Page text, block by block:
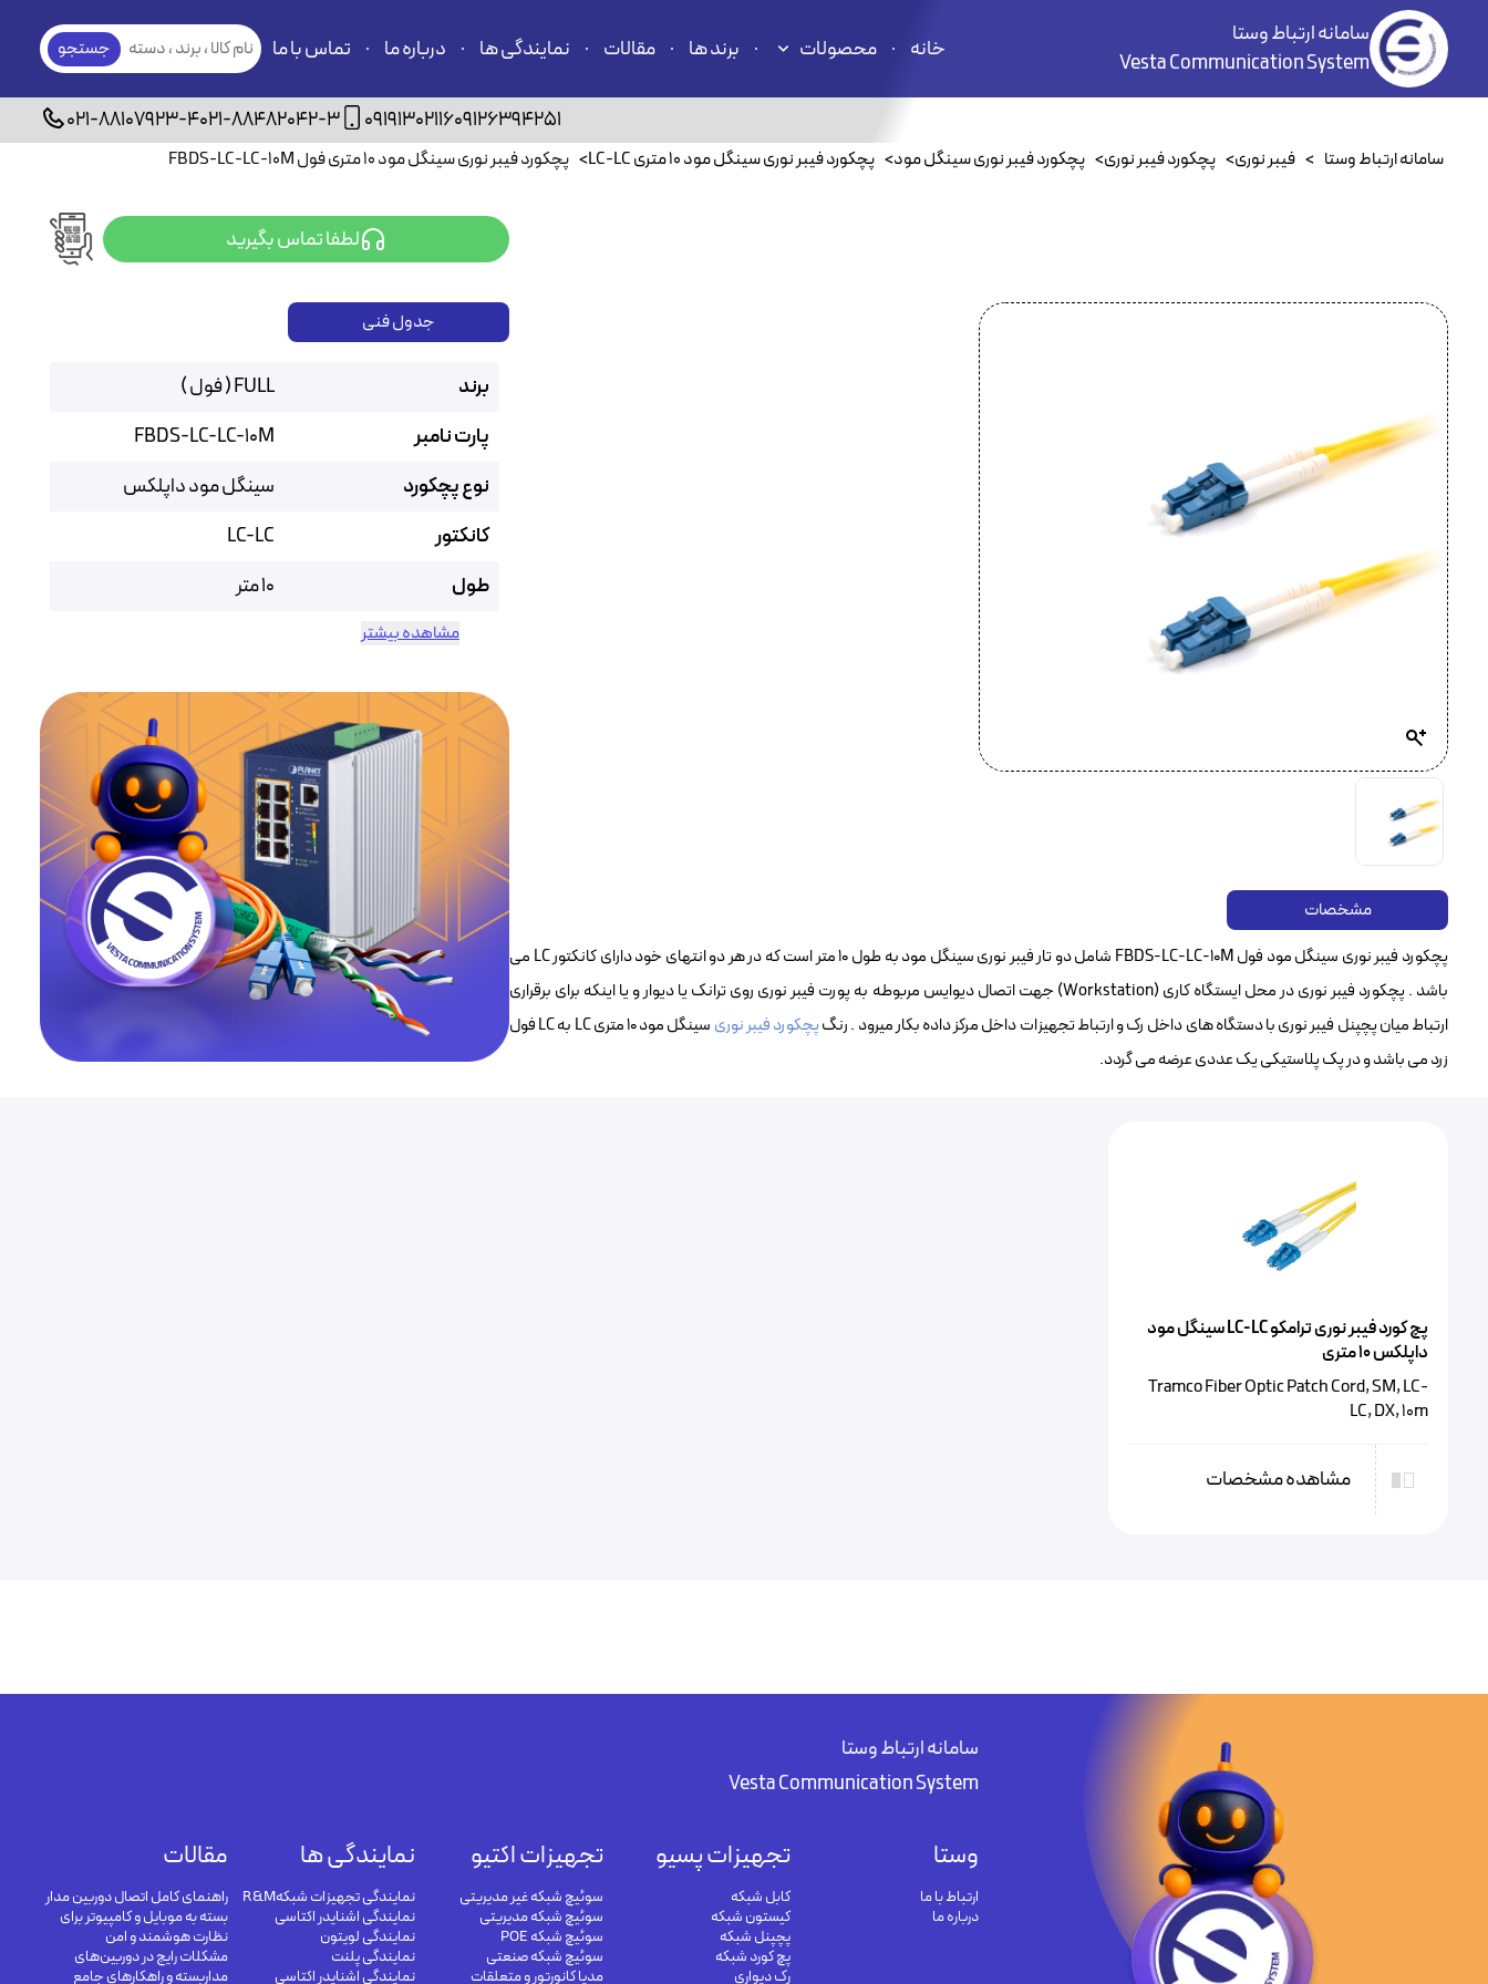
سامانه ارتباط وستا
Vesta Communication System
خانه محصولات برند ها مقالات نمایندگی ها درباره ما تماس با ما
نام کالا ، برند ، دسته
بندی
جستجو
09126394251
09191302116
021-88482042-3
021-88107923-4
سامانه ارتباط وستا > فیبر نوری> پچکورد فیبر نوری> پچکورد فیبر نوری سینگل مود> پچکورد فیبر نوری سینگل مود ۱۰ متری LC-LC > پچکورد فیبر نوری سینگل مود ۱۰ متری فول FBDS-LC-LC-10M
لطفا تماس بگیرید
مشخصات
پچکورد فیبر نوری سینگل مود فول FBDS-LC-LC-10M شامل دو تار فیبر نوری سینگل مود به طول ۱۰ متر است که در هر دو انتهای خود دارای کانکتور LC می
باشد . پچکورد فیبر نوری در محل ایستگاه کاری (Workstation) جهت اتصال دیوایس مربوطه به پورت فیبر نوری روی ترانک یا دیوار و یا اینکه برای برقراری
ارتباط میان پچپنل فیبر نوری با دستگاه های داخل رک و ارتباط تجهیزات داخل مرکز داده بکار میرود . رنگپچکورد فیبر نوری
سینگل مود ۱۰ متری LC به LC فول
زرد می باشد و در پک پلاستیکی یک عددی عرضه می گردد.
جدول فنی
برند
FULL ( فول )
پارت نامبر
FBDS-LC-LC-10M
نوع پچکورد
سینگل مود داپلکس
کانکتور
LC-LC
طول
10 متر
مشاهده بیشتر
پچ کورد فیبر نوری ترامکو LC-LC سینگل مود
داپلکس ۱۰ متری
Tramco Fiber Optic Patch Cord, SM, LC-
LC, DX, 10m
مشاهده مشخصات
سامانه ارتباط وستا
Vesta Communication System
وستا
ارتباط با ما
درباره ما
تجهیزات پسیو
کابل شبکه
کیستون شبکه
پچپنل شبکه
پچ کورد شبکه
رک دیواری
تجهیزات اکتیو
سوئیچ شبکه غیر مدیریتی
سوئیچ شبکه مدیریتی
سوئیچ شبکه POE
سوئیچ شبکه صنعتی
مدیا کانورتور و متعلقات
نمایندگی ها
نمایندگی تجهیزات شبکهR&M
نمایندگی اشنایدر اکتاسی
نمایندگی لویتون
نمایندگی پلنت
نمایندگی اشنایدر اکتاسی
مقالات
راهنمای کامل اتصال دوربین مدار
بسته به موبایل و کامپیوتر برای
نظارت هوشمند و امن
مشکلات رایج در دوربین‌های
مداربسته و راهکارهای جامع